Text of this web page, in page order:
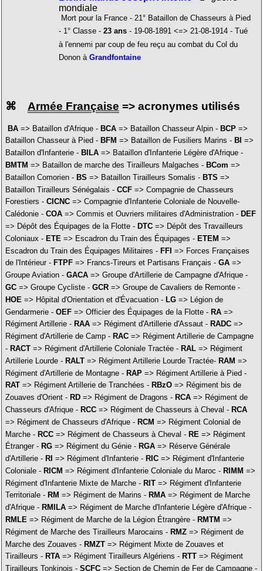
mondiale
Mort pour la France - 21° Bataillon de Chasseurs à Pied
- 1° Classe - 23 ans- 19-08-1891 <=> 21-08-1914 - Tué
à l'ennemi par coup de feu reçu au combat du Col du
Donon à Grandfontaine
⌘ Armée Française => acronymes utilisés
BA => Bataillon d'Afrique -BCA => Bataillon Chasseur Alpin -BCP =>
Bataillon Chasseur à Pied - BFM => Bataillon de Fusiliers Marins - BI =>
Bataillon d'Infanterie - BILA=> Bataillon d'Infanterie Légère d'Afrique -
BMTM => Bataillon de marche des Tirailleurs Malgaches - BCom =>
Bataillon Comorien - BS => Bataillon Tirailleurs Somalis - BTS =>
Bataillon Tirailleurs Sénégalais - CCF=> Compagnie de Chasseurs
Forestiers - CICNC=> Compagnie d'Infanterie Coloniale de Nouvelle-
Calédonie - COA=> Commis et Ouvriers militaires d'Administration - DEF
=> Dépôt des Équipages de la Flotte - DTC=> Dépôt des Travailleurs
Coloniaux - ETE => Escadron du Train des Équipages - ETEM =>
Escadron du Train des Équipages Militaires - FFI => Forces Françaises
de l'Intérieur - FTPF=> Francs-Tireurs et Partisans Français - GA=>
Groupe Aviation - GACA=> Groupe d'Artillerie de Campagne d'Afrique -
GC=> Groupe Cycliste - GCR=> Groupe de Cavaliers de Remonte -
HOE => Hôpital d'Orientation et d'Évacuation - LG=> Légion de
Gendarmerie - OEF=> Officier des Équipages de la Flotte - RA=>
Régiment Artillerie - RAA=> Régiment d'Artillerie d'Assaut - RADC=>
Régiment d'Artillerie de Camp - RAC=> Régiment Artillerie de Campagne
- RACT=> Régiment d'Artillerie Coloniale Tractée - RAL=> Régiment
Artillerie Lourde - RALT=> Régiment Artillerie Lourde Tractée- RAM =>
Régiment d'Artillerie de Montagne - RAP=> Régiment Artillerie à Pied -
RAT=> Régiment Artillerie de Tranchées - RBzO=> Régiment bis de
Zouaves d'Orient - RD=> Régiment de Dragons - RCA=> Régiment de
Chasseurs d'Afrique - RCC=> Régiment de Chasseurs à Cheval - RCA
=> Régiment de Chasseurs d'Afrique - RCM => Régiment Colonial de
Marche - RCC=> Régiment de Chasseurs à Cheval - RE => Régiment
Étranger - RG=> Régiment du Génie - RGA=> Réserve Générale
d'Artillerie - RI => Régiment d'Infanterie - RIC=> Régiment d'Infanterie
Coloniale - RICM => Régiment d'Infanterie Coloniale du Maroc - RIMM =>
Régiment d'Infanterie Mixte de Marche - RIT=> Régiment d'Infanterie
Territoriale - RM => Régiment de Marins - RMA=> Régiment de Marche
d'Afrique - RMILA=> Régiment de Marche d'Infanterie Légère d'Afrique -
RMLE=> Régiment de Marche de la Légion Étrangère - RMTM =>
Régiment de Marche des Tirailleurs Marocains - RMZ=> Régiment de
Marche des Zouaves - RMZT=> Régiment Mixte de Zouaves et
Tirailleurs - RTA=> Régiment Tirailleurs Algériens - RTT=> Régiment
Tirailleurs Tonkinois - SCFC=> Section de Chemin de Fer de Campagne -